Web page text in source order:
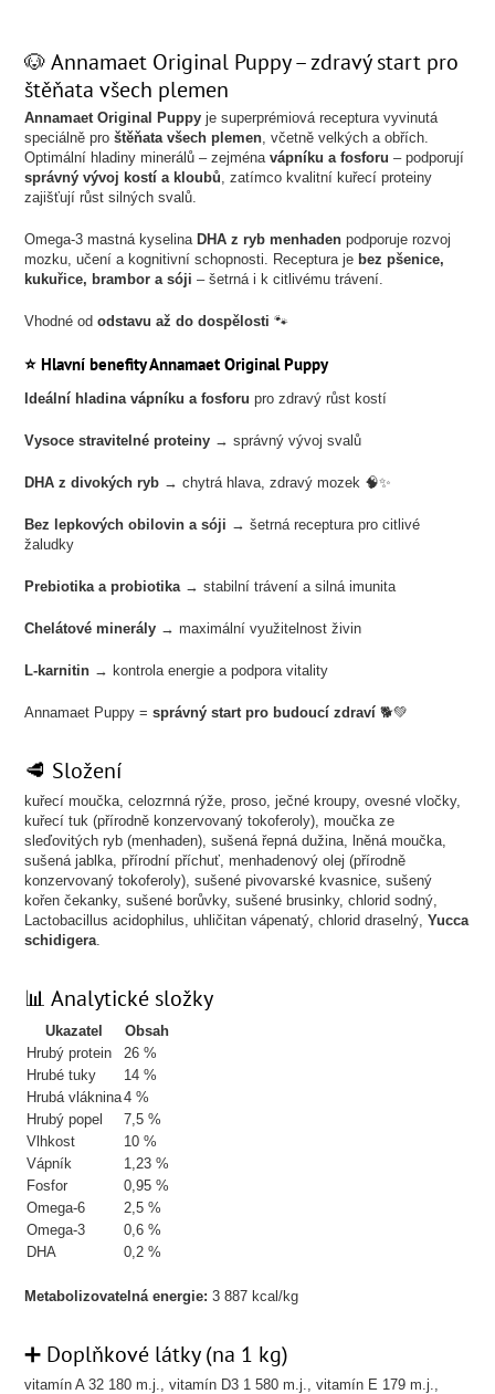
🐶 Annamaet Original Puppy – zdravý start pro
štěňata všech plemen
Annamaet Original Puppy je superprémiová receptura vyvinutá
speciálně proštěňata všech plemen, včetně velkých a obřích.
Optimální hladiny minerálů – zejménavápníku a fosforu – podporují
správný vývoj kostí a kloubů, zatímco kvalitní kuřecí proteiny
zajišťují růst silných svalů.
Omega-3 mastná kyselina DHA z ryb menhaden podporuje rozvoj
mozku, učení a kognitivní schopnosti. Receptura je bez pšenice,
kukuřice, brambor a sóji – šetrná i k citlivému trávení.
Vhodné ododstavu až do dospělosti 🐾
⭐ Hlavní benefity Annamaet Original Puppy
Ideální hladina vápníku a fosforu pro zdravý růst kostí
Vysoce stravitelné proteiny → správný vývoj svalů
DHA z divokých ryb → chytrá hlava, zdravý mozek 🧠✨
Bez lepkových obilovin a sóji → šetrná receptura pro citlivé
žaludky
Prebiotika a probiotika→ stabilní trávení a silná imunita
Chelátové minerály → maximální využitelnost živin
L-karnitin → kontrola energie a podpora vitality
Annamaet Puppy =správný start pro budoucí zdraví 🐕💚
🥩 Složení
kuřecí moučka, celozrnná rýže, proso, ječné kroupy, ovesné vločky,
kuřecí tuk (přírodně konzervovaný tokoferoly), moučka ze
sleďovitých ryb (menhaden), sušená řepná dužina, lněná moučka,
sušená jablka, přírodní příchuť, menhadenový olej (přírodně
konzervovaný tokoferoly), sušené pivovarské kvasnice, sušený
kořen čekanky, sušené borůvky, sušené brusinky, chlorid sodný,
Lactobacillus acidophilus, uhličitan vápenatý, chlorid draselný,Yucca
schidigera.
📊 Analytické složky
Ukazatel
Obsah
Hrubý protein
26 %
Hrubé tuky
14 %
Hrubá vláknina4 %
Hrubý popel
7,5 %
Vlhkost
10 %
Vápník
1,23 %
Fosfor
0,95 %
Omega-6
2,5 %
Omega-3
0,6 %
DHA
0,2 %
Metabolizovatelná energie: 3 887 kcal/kg
➕ Doplňkové látky (na 1 kg)
vitamín A 32 180 m.j., vitamín D3 1 580 m.j., vitamín E 179 m.j.,